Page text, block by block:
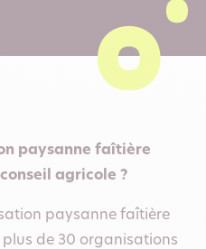
paysanne faîtière
agricole ?
paysanne faîtière
de 30 organisations